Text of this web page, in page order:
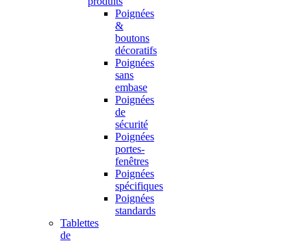
Poignées
&
boutons
décoratifs
Poignées
sans
embase
Poignées
de
sécurité
Poignées
portes-
fenêtres
Poignées
spécifiques
Poignées
standards
Tablettes
de